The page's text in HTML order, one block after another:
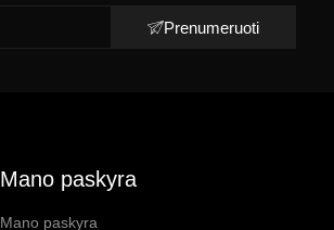
Prenumeruoti
Mano paskyra
Mano paskyra